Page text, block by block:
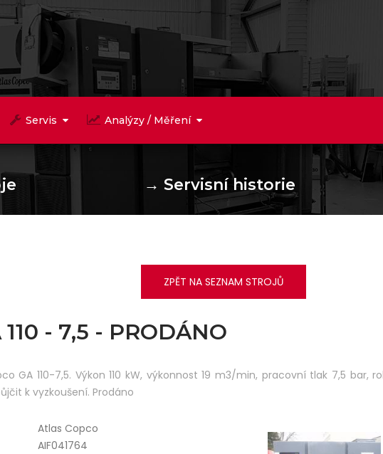
Servis Analýzy / Měření
→ Servisní historie
ZPĚT NA SEZNAM STROJŮ
- 7,5 - PRODÁNO
GA 110-7,5. Výkon 110 kW, výkonnost 19 m3/min, pracovní tlak 7,5 bar,
k vyzkoušení. Prodáno
Atlas Copco
AIF041764